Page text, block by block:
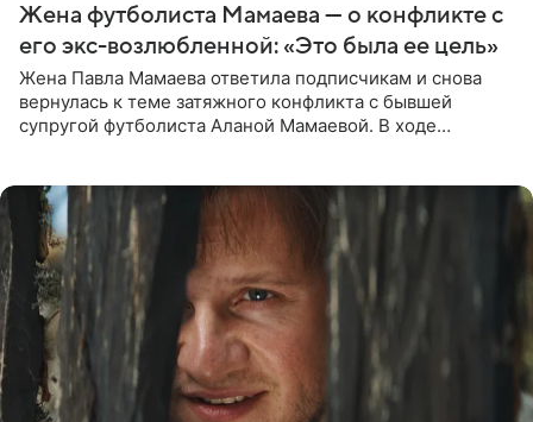
Жена футболиста Мамаева — о конфликте с
его экс-возлюбленной: «Это была ее цель»
Жена Павла Мамаева ответила подписчикам и снова
вернулась к теме затяжного конфликта с бывшей
супругой футболиста Аланой Мамаевой. В ходе